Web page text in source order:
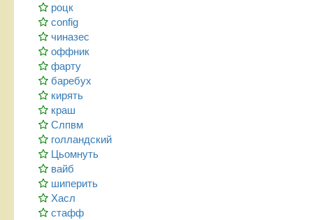
роцк
config
чиназес
оффник
фарту
баребух
кирять
краш
Слпвм
голландский
Цьомнуть
вайб
шиперить
Хасл
стафф